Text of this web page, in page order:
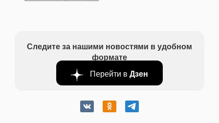
Следите за нашими новостями в удобном
формате
Перейти в Дзен